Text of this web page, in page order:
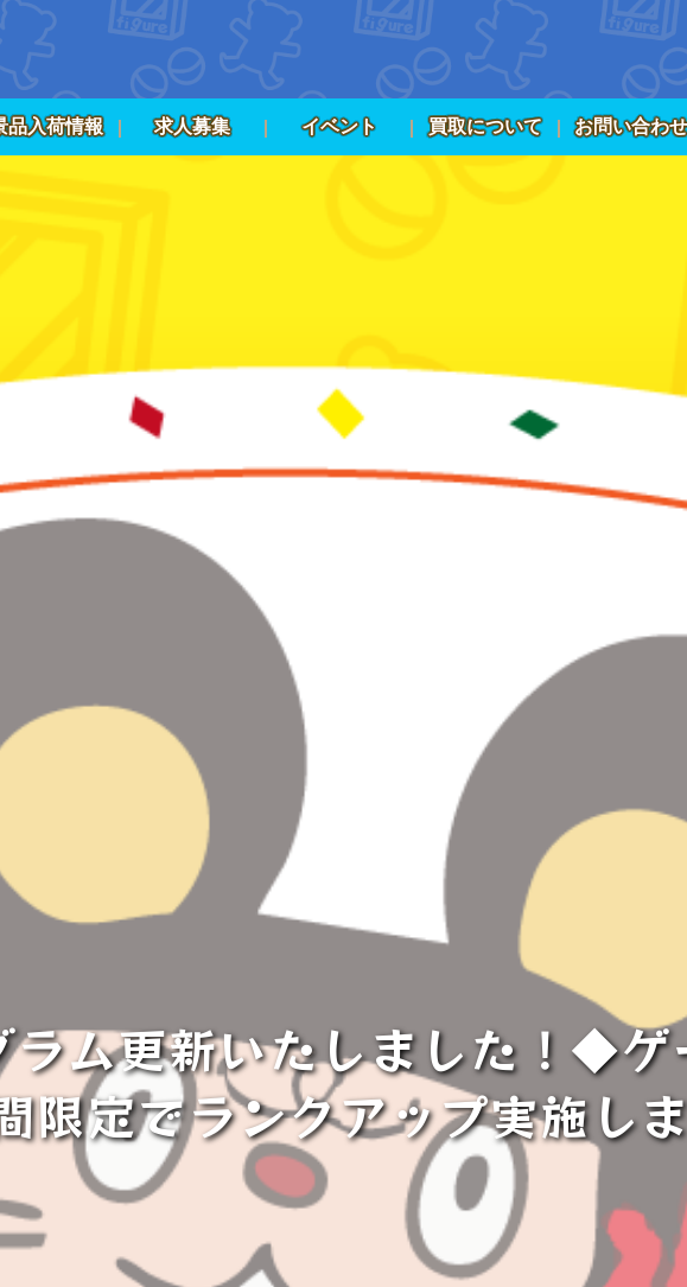
品入荷情報 求人募集 イベント 買取について お問い合わ
ム更新いたしました！◆
限定でランクアップ実施し